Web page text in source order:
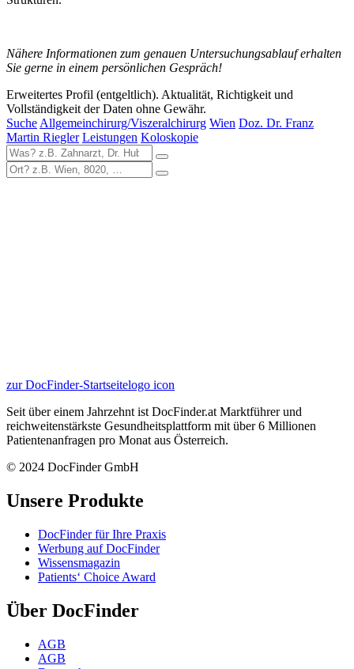
Nähere Informationen zum genauen Untersuchungsablauf erhalten
Sie gerne in einem persönlichen Gespräch!
Erweitertes Profil (entgeltlich). Aktualität, Richtigkeit und
Vollständigkeit der Daten ohne Gewähr.
Suche Allgemeinchirurg/Viszeralchirurg Wien Doz. Dr. Franz
Martin Riegler Leistungen Koloskopie
zur DocFinder-Startseitelogo icon
Seit über einem Jahrzehnt ist DocFinder.at Marktführer und
reichweitenstärkste Gesundheitsplattform mit über 6 Millionen
Patientenanfragen pro Monat aus Österreich.
© 2024 DocFinder GmbH
Unsere Produkte
DocFinder für Ihre Praxis
Werbung auf DocFinder
Wissensmagazin
Patients‘ Choice Award
Über DocFinder
AGB
AGB